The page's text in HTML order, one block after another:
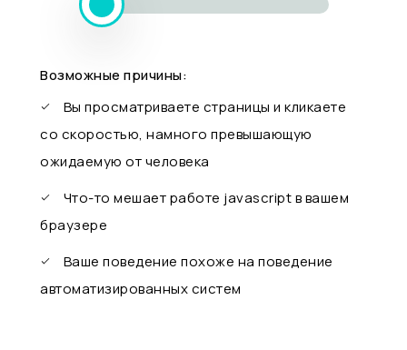
Возможные причины:
Вы просматриваете страницы и кликаете
со скоростью, намного превышающую
ожидаемую от человека
Что-то мешает работе javascript в вашем
браузере
Ваше поведение похоже на поведение
автоматизированных систем